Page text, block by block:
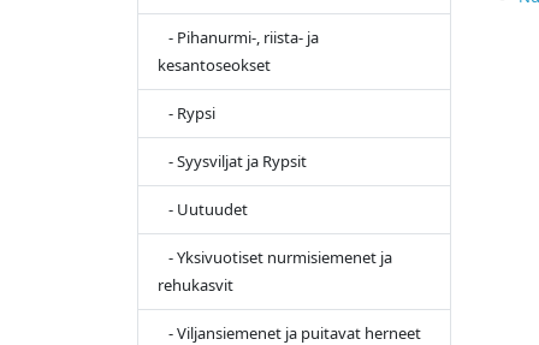
- Pihanurmi-, riista- ja
kesantoseokset
- Rypsi
- Syysviljat ja Rypsit
- Uutuudet
- Yksivuotiset nurmisiemenet ja
rehukasvit
- Viljansiemenet ja puitavat herneet